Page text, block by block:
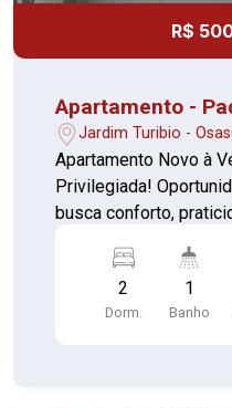
R$
Apartamento -
Jardim Turibio -
Apartamento Novo à
Privilegiada! Oportunidade imperdível para quem
busca conforto,
bem iluminados Sala aconchegante Cozinha
funcional Lavanderia integrada Varanda 1 vaga de
garagem Localização estratégica: Próximo a
2
Dorm.
1
Banho